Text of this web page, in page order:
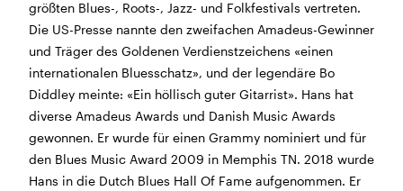
KASSE und TELEFON
Tel. 056 450 35 65
Montag bis Freitag ab 17 Uhr
Samstag und Sonntag ab 10 Uhr
BAR+BISTRO
Montag bis Donnerstag 11.30 Uhr bis 23 Uhr
Freitag 11.30 Uhr bis 24 Uhr
größten Blues-, Roots-, Jazz- und Folkfestivals vertreten.
Die US-Presse nannte den zweifachen Amadeus-Gewinner
und Träger des Goldenen Verdienstzeichens «einen
internationalen Bluesschatz», und der legendäre Bo
Diddley meinte: «Ein höllisch guter Gitarrist». Hans hat
diverse Amadeus Awards und Danish Music Awards
gewonnen. Er wurde für einen Grammy nominiert und für
den Blues Music Award 2009 in Memphis TN. 2018 wurde
Hans in die Dutch Blues Hall Of Fame aufgenommen. Er